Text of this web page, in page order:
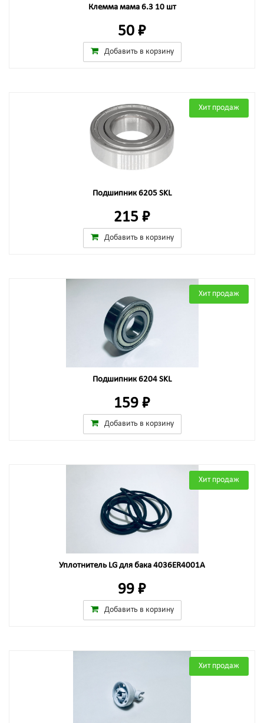
Клемма мама 6.3 10 шт
50 ₽
Добавить в корзину
Хит продаж
Подшипник 6205 SKL
215 ₽
Добавить в корзину
Хит продаж
Подшипник 6204 SKL
159 ₽
Добавить в корзину
Хит продаж
Уплотнитель LG для бака 4036ER4001A
99 ₽
Добавить в корзину
Хит продаж